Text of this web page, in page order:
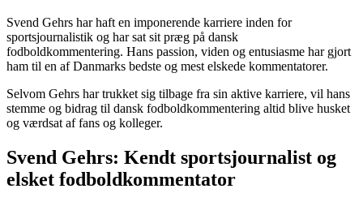
Svend Gehrs har haft en imponerende karriere inden for
sportsjournalistik og har sat sit præg på dansk
fodboldkommentering. Hans passion, viden og entusiasme har gjort
ham til en af Danmarks bedste og mest elskede kommentatorer.
Selvom Gehrs har trukket sig tilbage fra sin aktive karriere, vil hans
stemme og bidrag til dansk fodboldkommentering altid blive husket
og værdsat af fans og kolleger.
Svend Gehrs: Kendt sportsjournalist og
elsket fodboldkommentator